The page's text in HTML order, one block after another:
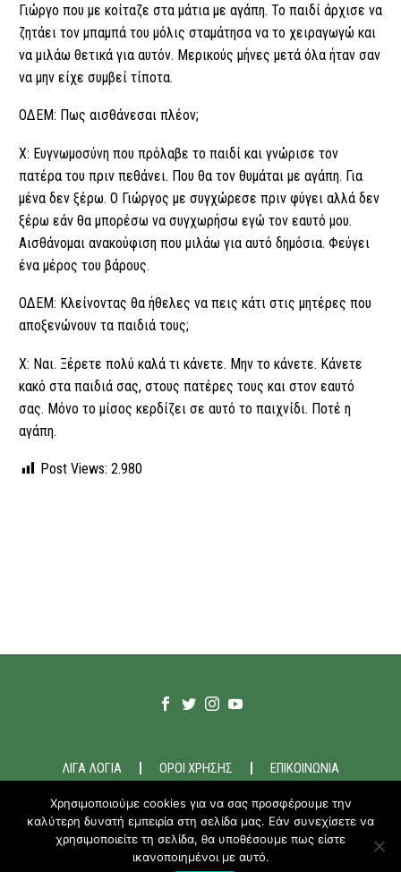
Γιώργο που με κοίταζε στα μάτια με αγάπη. Το παιδί άρχισε να
ζητάει τον μπαμπά του μόλις σταμάτησα να το χειραγωγώ και
να μιλάω θετικά για αυτόν. Μερικούς μήνες μετά όλα ήταν σαν
να μην είχε συμβεί τίποτα.
ΟΔΕΜ: Πως αισθάνεσαι πλέον;
Χ: Ευγνωμοσύνη που πρόλαβε το παιδί και γνώρισε τον
πατέρα του πριν πεθάνει. Που θα τον θυμάται με αγάπη. Για
μένα δεν ξέρω. Ο Γιώργος με συγχώρεσε πριν φύγει αλλά δεν
ξέρω εάν θα μπορέσω να συγχωρήσω εγώ τον εαυτό μου.
Αισθάνομαι ανακούφιση που μιλάω για αυτό δημόσια. Φεύγει
ένα μέρος του βάρους.
ΟΔΕΜ: Κλείνοντας θα ήθελες να πεις κάτι στις μητέρες που
αποξενώνουν τα παιδιά τους;
Χ: Ναι. Ξέρετε πολύ καλά τι κάνετε. Μην το κάνετε. Κάνετε
κακό στα παιδιά σας, στους πατέρες τους και στον εαυτό
σας. Μόνο το μίσος κερδίζει σε αυτό το παιχνίδι. Ποτέ η
αγάπη.
Post Views: 2.980
ΛΙΓΑ ΛΟΓΙΑ ΟΡΟΙ ΧΡΗΣΗΣ ΕΠΙΚΟΙΝΩΝΙΑ
2020-21 © ODEM.GR
Χρησιμοποιούμε cookies για να σας προσφέρουμε την
καλύτερη δυνατή εμπειρία στη σελίδα μας. Εάν συνεχίσετε να
χρησιμοποιείτε τη σελίδα, θα υποθέσουμε πως είστε
ικανοποιημένοι με αυτό.